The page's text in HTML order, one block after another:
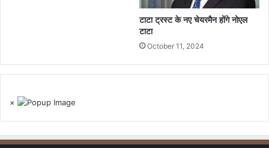
टाटा ट्रस्ट के नए चेयरमैन होंगे नोएल
टाटा
October 11, 2024
×